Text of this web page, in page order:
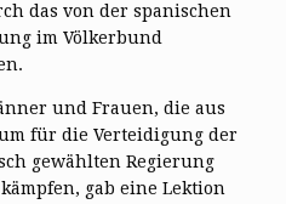
das von der spanischen
im Völkerbund
und Frauen, die aus
für die Verteidigung der
gewählten Regierung
gab eine Lektion